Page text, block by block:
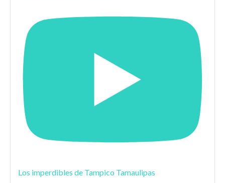
Los imperdibles de Tampico Tamaulipas